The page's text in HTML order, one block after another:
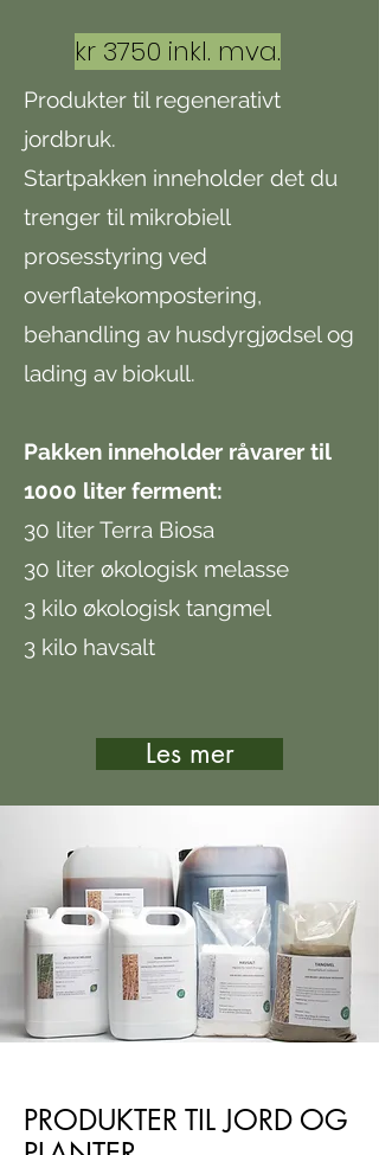
kr 3750 inkl. mva.
Produkter til regenerativt
jordbruk.
Startpakken inneholder det du
trenger til mikrobiell
prosesstyring ved
overflatekompostering,
behandling av husdyrgjødsel og
lading av biokull.
Pakken inneholder råvarer til
1000 liter ferment:
30 liter Terra Biosa
30 liter økologisk melasse
3 kilo økologisk tangmel
3 kilo havsalt
Les mer
PRODUKTER TIL JORD OG